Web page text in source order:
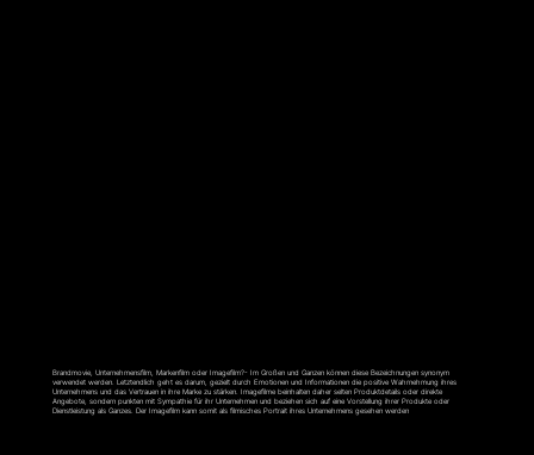
Brandmovie, Unternehmensfilm, Markenfilm oder Imagefilm?- Im Großen und Ganzen können diese Bezeichnungen synonym
verwendet werden. Letztendlich geht es darum, gezielt durch Emotionen und Informationen die positive Wahrnehmung ihres
Unternehmens und das Vertrauen in ihre Marke zu stärken. Imagefilme beinhalten daher selten Produktdetails oder direkte
Angebote, sondern punkten mit Sympathie für ihr Unternehmen und beziehen sich auf eine Vorstellung ihrer Produkte oder
Dienstleistung als Ganzes. Der Imagefilm kann somit als filmisches Portrait ihres Unternehmens gesehen werden